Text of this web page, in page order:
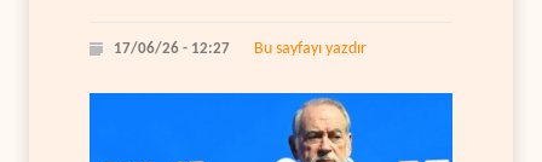
17/06/26 - 12:27 Bu sayfayı yazdır